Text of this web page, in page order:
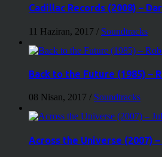
Cadillac Records (2008) –
11 Haziran, 2017 / Soundtracks
Back to the Future (1985) –
08 Nisan, 2017 / Soundtracks
Across the Universe (2007)